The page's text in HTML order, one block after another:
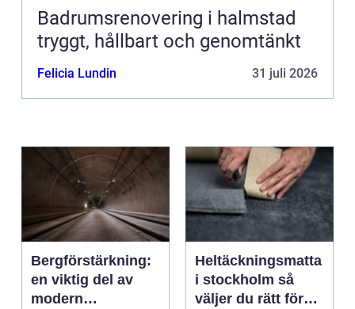
Badrumsrenovering i halmstad
tryggt, hållbart och genomtänkt
Felicia Lundin 31 juli 2026
Bergförstärkning:
en viktig del av
modern
Heltäckningsmatta
i stockholm så
väljer du rätt för